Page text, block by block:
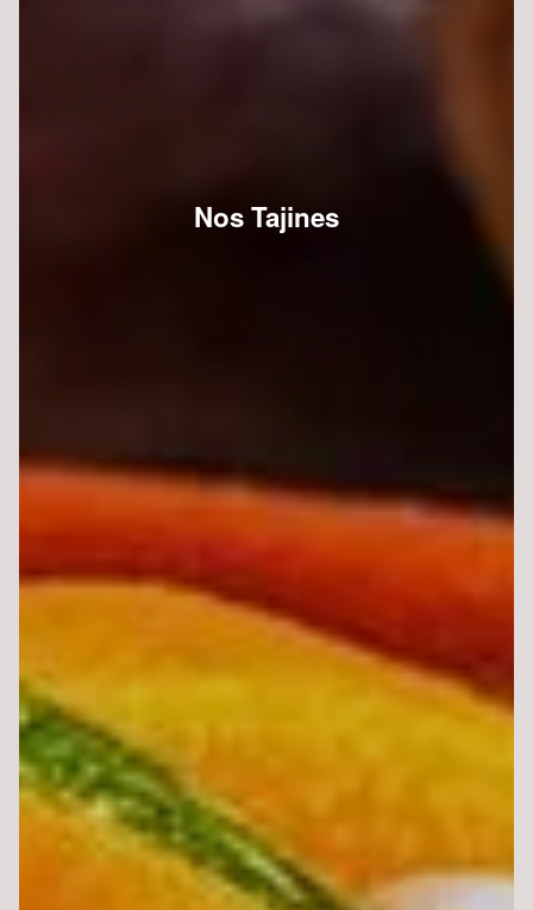
Nos Tajines